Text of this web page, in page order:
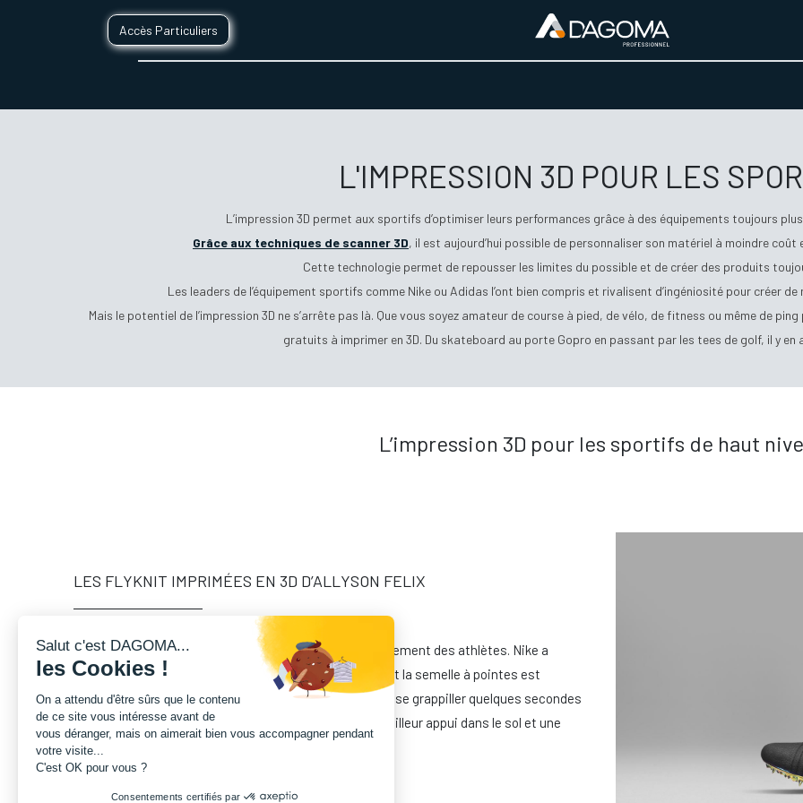
Accès Particuliers
L'IMPRESSION 3D POUR LES
L’impression 3D permet aux sportifs d’optimiser leurs performances grâce à des équipements toujours
Grâce aux techniques de scanner 3D, il est aujourd’hui possible de personnaliser son matériel à moindre
Cette technologie permet de repousser les limites du possible et de créer des produits
Les leaders de l’équipement sportifs comme Nike ou Adidas l’ont bien compris et rivalisent d’ingéniosité pour créer
Mais le potentiel de l’impression 3D ne s’arrête pas là. Que vous soyez amateur de course à pied, de vélo, de fitness ou même de
gratuits à imprimer en 3D. Du skateboard au porte Gopro en passant par les tees de golf, il y
L’impression 3D pour les sportifs de haut
LES FLYKNIT IMPRIMÉES EN 3D D’ALLYSON FELIX
L’impression 3D est de plus en plus utilisée pour l’équipement des athlètes. Nike a
développé des chaussures d'athlétisme, les Flyknit dont la semelle à pointes est
imprimée en 3D afin que la sprinteuse Allyson Felix puisse grappiller quelques secondes
aux JO de Rio en 2016. Cette technologie permet un meilleur appui dans le sol et une
meilleure adaptation de la chaussure à l’athlète.
Salut c'est DAGOMA...
les Cookies !
On a attendu d'être sûrs que le contenu
de ce site vous intéresse avant de
vous déranger, mais on aimerait bien vous accompagner pendant
votre visite...
C'est OK pour vous ?
Consentements certifiés par